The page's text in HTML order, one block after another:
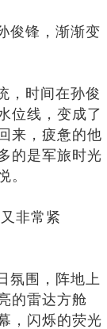
锋，渐渐变
时间在孙俊
位线，变成了
来，疲惫的他
的是军旅时光
。
非常紧
围，阵地上
的雷达方舱
，闪烁的荧光